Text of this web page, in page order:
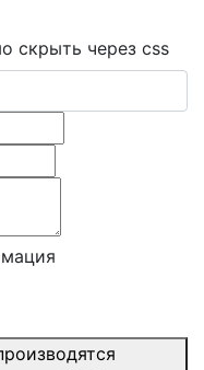
скрыть через css